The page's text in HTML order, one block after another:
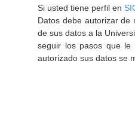
Si usted tiene perfil en
Datos debe autorizar de
de sus datos a la
seguir los pasos que le
autorizado sus datos se